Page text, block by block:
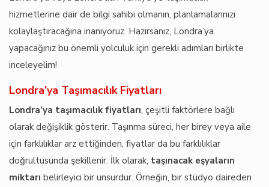
hizmetlerine dair de bilgi sahibi olmanın, planlamalarınızı
kolaylaştıracağına inanıyoruz. Hazırsanız, Londra’ya
yapacağınız bu önemli yolculuk için gerekli adımları birlikte
inceleyelim!
Londra’ya Taşımacılık Fiyatları
Londra’ya taşımacılık fiyatları, çeşitli faktörlere bağlı
olarak değişiklik gösterir. Taşınma süreci, her birey veya aile
için farklılıklar arz ettiğinden, fiyatlar da bu farklılıklar
doğrultusunda şekillenir. İlk olarak, taşınacak eşyaların
miktarı belirleyici bir unsurdur. Örneğin, bir stüdyo daireden